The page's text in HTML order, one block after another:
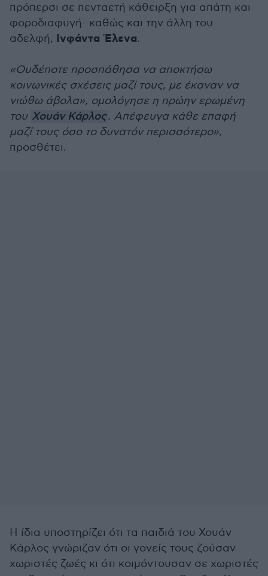
πρόπερσι σε πενταετή κάθειρξη για απάτη και
φοροδιαφυγή- καθώς και την άλλη του
αδελφή, Ινφάντα Έλενα.
«Ουδέποτε προσπάθησα να αποκτήσω
κοινωνικές σχέσεις μαζί τους, με έκαναν να
νιώθω άβολα», ομολόγησε η πρώην ερωμένη
του Χουάν Κάρλος. Απέφευγα κάθε επαφή
μαζί τους όσο το δυνατόν περισσότερο»,
προσθέτει.
Η ίδια υποστηρίζει ότι τα παιδιά του Χουάν
Κάρλος γνώριζαν ότι οι γονείς τους ζούσαν
χωριστές ζωές κι ότι κοιμόντουσαν σε χωριστές